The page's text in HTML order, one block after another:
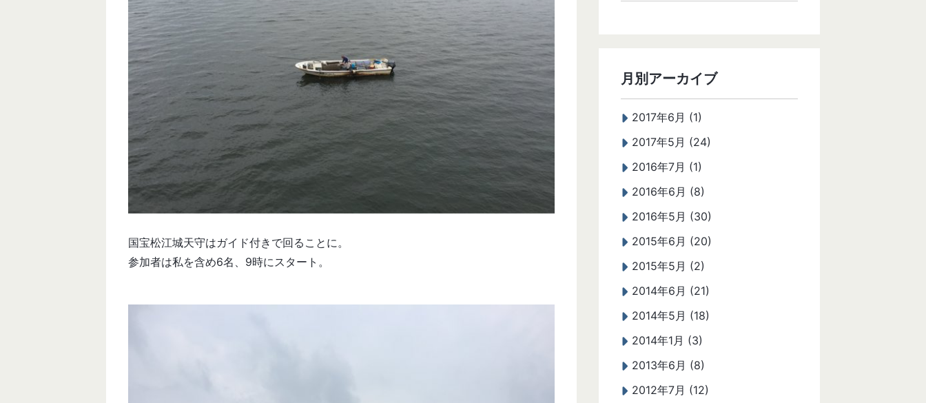
国宝松江城天守はガイド付きで回ることに。
参加者は私を含め6名、9時にスタート。
月別アーカイブ
2017年6月 (1)
2017年5月 (24)
2016年7月 (1)
2016年6月 (8)
2016年5月 (30)
2015年6月 (20)
2015年5月 (2)
2014年6月 (21)
2014年5月 (18)
2014年1月 (3)
2013年6月 (8)
2012年7月 (12)